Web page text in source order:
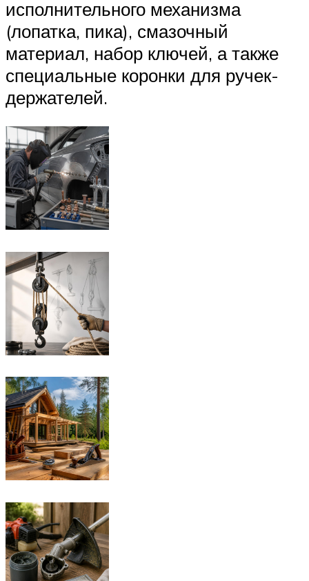
исполнительного механизма
(лопатка, пика), смазочный
материал, набор ключей, а также
специальные коронки для ручек-
держателей.